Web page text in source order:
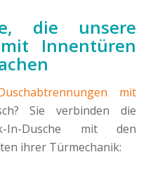
die unsere
Innentüren
mit
Sie verbinden die
In-Dusche mit den
ihrer Türmechanik: